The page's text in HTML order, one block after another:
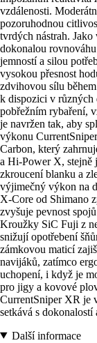
vzdálenosti.
pozoruhodnou
tvrdých nástrah.
dokonalou
jemností a silou
vysokou přesnost
zdvihovou sílu
k dispozici v
pobřežním rybaření,
je navržen tak, aby
výkonu
Carbon, který
a Hi-Power X, stejně
zkroucení blanku a
výjimečný výkon na
X-Core od Shimano
zvyšuje pevnost
Kroužky SiC Fuji z
snižují opotřebení
zámkovou maticí
navijáků, zatímco
uchopení, i když je
pro jigy a kovové
CurrentSniper XR je
setkává s dokonalostí
Další informace